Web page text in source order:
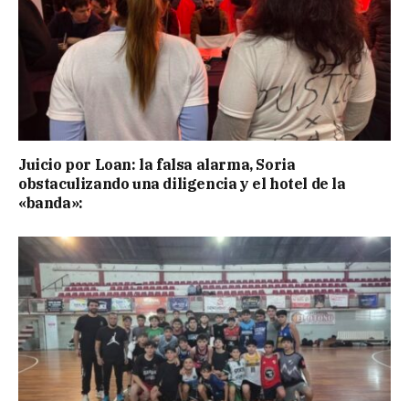
Juicio por Loan: la falsa alarma, Soria
obstaculizando una diligencia y el hotel de la
«banda»: